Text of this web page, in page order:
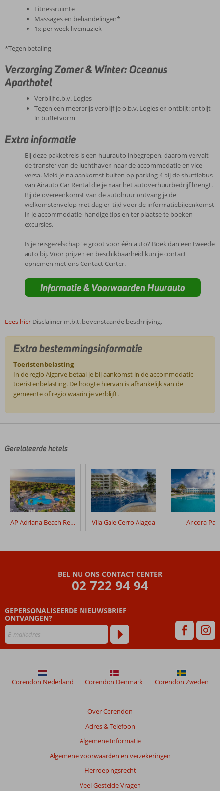
Fitnessruimte
Massages en behandelingen*
1x per week livemuziek
*Tegen betaling
Verzorging Zomer & Winter: Oceanus
Aparthotel
Verblijf o.b.v. Logies
Tegen een meerprijs verblijf je o.b.v. Logies en ontbijt: ontbijt
in buffetvorm
Extra informatie
Bij deze pakketreis is een huurauto inbegrepen, daarom vervalt
de transfer van de luchthaven naar de accommodatie en vice
versa. Meld je na aankomst buiten op parking 4 bij de shuttlebus
van Airauto Car Rental die je naar het autoverhuurbedrijf brengt.
Bij de overeenkomst van de autohuur ontvang je de
welkomstenvelop met dag en tijd voor de informatiebijeenkomst
in je accommodatie, handige tips en ter plaatse te boeken
excursies.
Is je reisgezelschap te groot voor één auto? Boek dan een tweede
auto bij. Voor prijzen en beschikbaarheid kun je contact
opnemen met ons Contact Center.
Informatie & Voorwaarden Huurauto
Lees hier Disclaimer m.b.t. bovenstaande beschrijving.
Extra bestemmingsinformatie
Toeristenbelasting
In de regio Algarve betaal je bij aankomst in de accommodatie
toeristenbelasting. De hoogte hiervan is afhankelijk van de
gemeente of regio waarin je verblijft.
door
klanten
geschreven
na
hun
verblijf
Fly
ouder
zijn
maanden
meer
beoordelingen
Gerelateerde hotels
AP Adriana Beach Resort Vila Gale Cerro Alagoa Ancora
BEL NU ONS CONTACT CENTER
02 722 94 94
GEPERSONALISEERDE NIEUWSBRIEF
ONTVANGEN?
Over Corendon
Adres & Telefoon
Algemene Informatie
Algemene voorwaarden en verzekeringen
Herroepingsrecht
Veel Gestelde Vragen
Corendon Nederland Corendon Denmark Corendon Zweden